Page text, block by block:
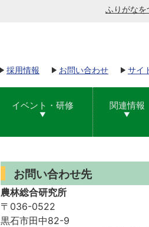
ふりがなを
採用情報 お問い合わせ サイ
イベント・研修 関連情報
お問い合わせ先
農林総合研究所
〒036-0522
黒石市田中82-9